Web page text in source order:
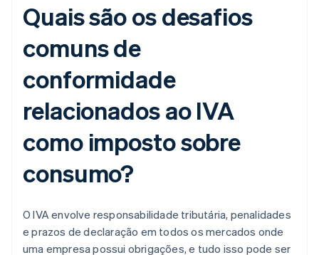
Quais são os desafios
comuns de
conformidade
relacionados ao IVA
como imposto sobre
consumo?
O IVA envolve responsabilidade tributária, penalidades
e prazos de declaração em todos os mercados onde
uma empresa possui obrigações, e tudo isso pode ser